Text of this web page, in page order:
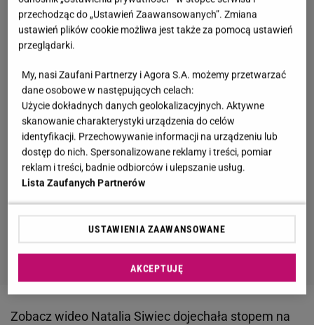
Zobacz wideo Natalia Siwiec dojechała stopem na
przechodząc do „Ustawień Zaawansowanych”. Zmiana
ustawień plików cookie możliwa jest także za pomocą ustawień
przeglądarki.
My, nasi Zaufani Partnerzy i Agora S.A. możemy przetwarzać
dane osobowe w następujących celach:
Użycie dokładnych danych geolokalizacyjnych. Aktywne
skanowanie charakterystyki urządzenia do celów
identyfikacji. Przechowywanie informacji na urządzeniu lub
dostęp do nich. Spersonalizowane reklamy i treści, pomiar
reklam i treści, badnie odbiorców i ulepszanie usług.
Lista Zaufanych Partnerów
USTAWIENIA ZAAWANSOWANE
AKCEPTUJĘ